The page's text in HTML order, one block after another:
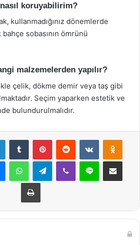
nasıl koruyabilirim?
kullanmadığınız dönemlerde
sobasının ömrünü
malzemelerden yapılır?
çelik, dökme demir veya taş gibi
Seçim yaparken estetik ve
bulundurulmalıdır.
LinkedInTumblr PinterestReddit VKontakte
MessengerWhatsAppTelegramViber Line E-Posta ile
Yazdır